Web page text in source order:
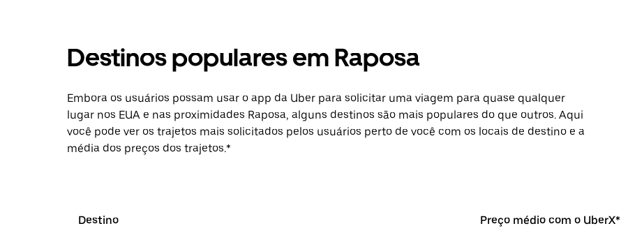
Destinos populares em Raposa
Embora os usuários possam usar o app da Uber para solicitar uma viagem para quase qualquer
lugar nos EUA e nas proximidades Raposa, alguns destinos são mais populares do que outros. Aqui
você pode ver os trajetos mais solicitados pelos usuários perto de você com os locais de destino e a
média dos preços dos trajetos.*
Destino Preço médio com o UberX*